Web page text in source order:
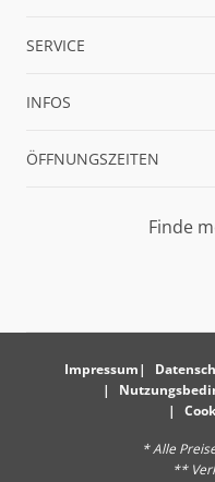
SERVICE
INFOS
ÖFFNUNGSZEITEN
Finde
Impressum
* Alle
**